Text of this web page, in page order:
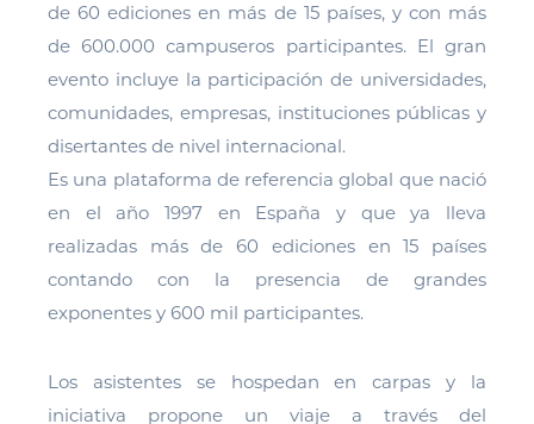
de 60 ediciones en más de 15 países, y con más
de 600.000 campuseros participantes. El gran
evento incluye la participación de universidades,
comunidades, empresas, instituciones públicas y
disertantes de nivel internacional.
Es una plataforma de referencia global que nació
en el año 1997 en España y que ya lleva
realizadas más de 60 ediciones en 15 países
contando con la presencia de grandes
exponentes y 600 mil participantes.
Los asistentes se hospedan en carpas y la
iniciativa propone un viaje a través del